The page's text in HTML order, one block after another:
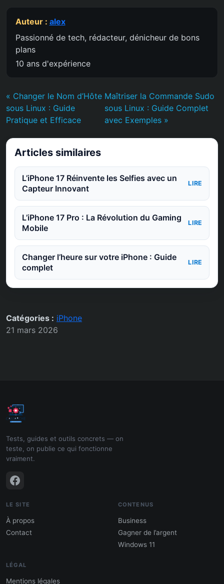
Auteur : alex
Passionné de tech, rédacteur, dénicheur de bons
plans
10 ans d'expérience
« Changer le Nom d’Hôte
sous Linux : Guide
Pratique et Efficace
Maîtriser la Commande Sudo
sous Linux : Guide Complet
avec Exemples »
Articles similaires
L’iPhone 17 Réinvente les Selfies avec un
Capteur Innovant
LIRE
L’iPhone 17 Pro : La Révolution du Gaming
Mobile
LIRE
Changer l’heure sur votre iPhone : Guide
complet
LIRE
Catégories : iPhone
21 mars 2026
Tests, guides et outils concrets — on
teste, on publie ce qui fonctionne
vraiment.
LE SITE
À propos
Contact
CONTENUS
Business
Gagner de l’argent
Windows 11
LÉGAL
Mentions légales